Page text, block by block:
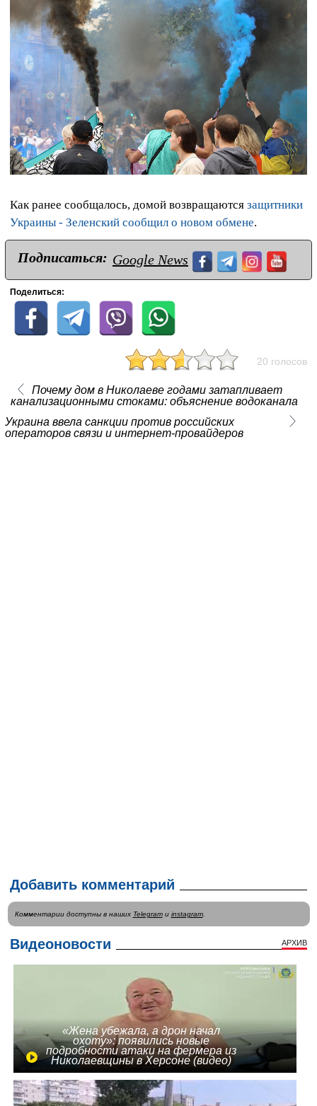
Как ранее сообщалось, домой возвращаются защитники
Украины - Зеленский сообщил о новом обмене.
Подписаться: Google News
Поделиться:
20 голосов
Почему дом в Николаеве годами затапливает
канализационными стоками: объяснение водоканала
Украина ввела санкции против российских
операторов связи и интернет‑провайдеров
Добавить комментарий
Комментарии доступны в наших Telegramи instagram.
Видеоновости АРХИВ
«Жена убежала, а дрон начал
охоту»: появились новые
подробности атаки на фермера из
Николаевщины в Херсоне (видео)